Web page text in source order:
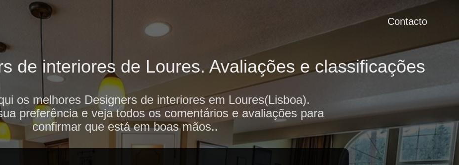
Contacto
de interiores de Loures. Avaliações e classificações
os melhores Designers de interiores em Loures(Lisboa).
preferência e veja todos os comentários e avaliações para
confirmar que está em boas mãos..